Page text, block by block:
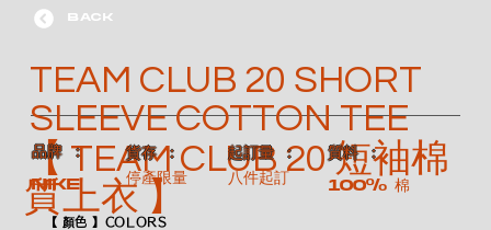
【 顏色 】COLORS
BACK
TEAM CLUB 20 SHORT
SLEEVE COTTON TEE
【 TEAM CLUB 20 短袖棉
質上衣 】
​品牌 ：
NIKE
​貨存 ：
停產限量
​起訂量 ：
八件起訂
​質料 ：
100% 棉